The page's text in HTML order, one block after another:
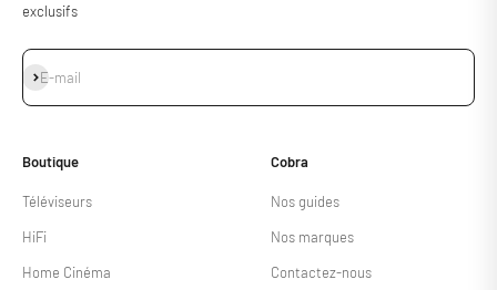
exclusifs
E-mail
S'inscrire
Boutique
Téléviseurs
HiFi
Home Cinéma
Cobra
Nos guides
Nos marques
Contactez-nous